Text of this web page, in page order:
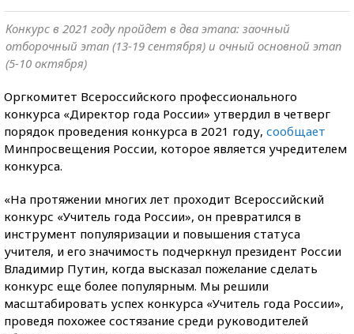
Конкурс в 2021 году пройдет в два этапа: заочный
отборочный этап (13-19 сентября) и очный основной этап
(5-10 октября)
Оргкомитет Всероссийского профессионального
конкурса «Директор года России» утвердил в четверг
порядок проведения конкурса в 2021 году, сообщает
Минпросвещения России, которое является учредителем
конкурса.
«На протяжении многих лет проходит Всероссийский
конкурс «Учитель года России», он превратился в
инструмент популяризации и повышения статуса
учителя, и его значимость подчеркнул президент России
Владимир Путин, когда высказал пожелание сделать
конкурс еще более популярным. Мы решили
масштабировать успех конкурса «Учитель года России»,
проведя похожее состязание среди руководителей